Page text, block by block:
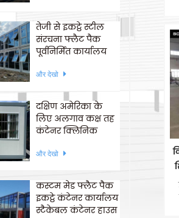
तेजी से इकट्ठे स्टील
संरचना फ्लैट पैक
पूर्वनिर्मित कार्यालय
और देखो
दक्षिण अमेरिका के
लिए अलगाव कक्ष तह
कंटेनर क्लिनिक
और देखो
कस्टम मेड फ्लैट पैक
इकट्ठे कंटेनर कार्यालय
स्टैकेबल कंटेनर हाउस